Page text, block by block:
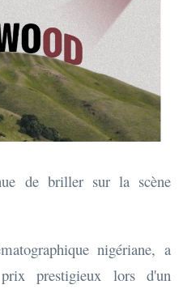
de briller sur la scène
nigériane, a
prestigieux lors d'un